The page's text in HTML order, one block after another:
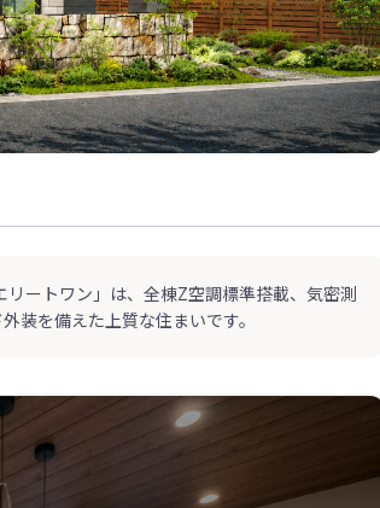
ートワン」は、全棟Z空調標準搭載、気密測
装を備えた上質な住まいです。